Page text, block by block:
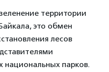
территории
это обмен
лесов
национальных парков.